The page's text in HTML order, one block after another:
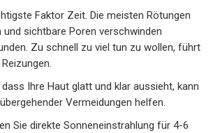
Faktor Zeit. Die meisten Rötungen
sichtbare Poren verschwinden
Zu schnell zu viel tun zu wollen, führt
Ihre Haut glatt und klar aussieht, kann
Vermeidungen helfen.
Sie direkte Sonneneinstrahlung für 4-6